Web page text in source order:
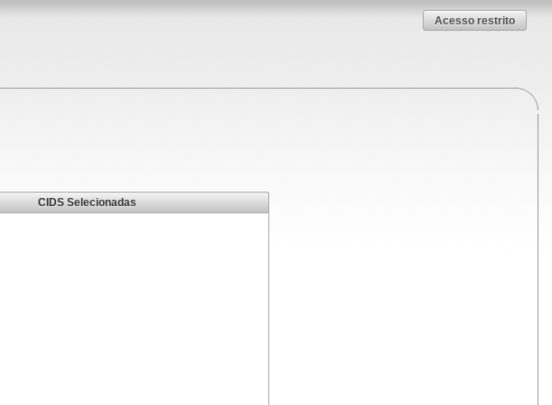
Acesso restrito
CIDS Selecionadas